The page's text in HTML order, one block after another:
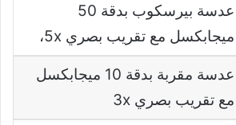
عدسة بيرسكوب بدقة 50
ميجابكسل مع تقريب بصري 5x،
عدسة مقربة بدقة 10 ميجابكسل
مع تقريب بصري 3x